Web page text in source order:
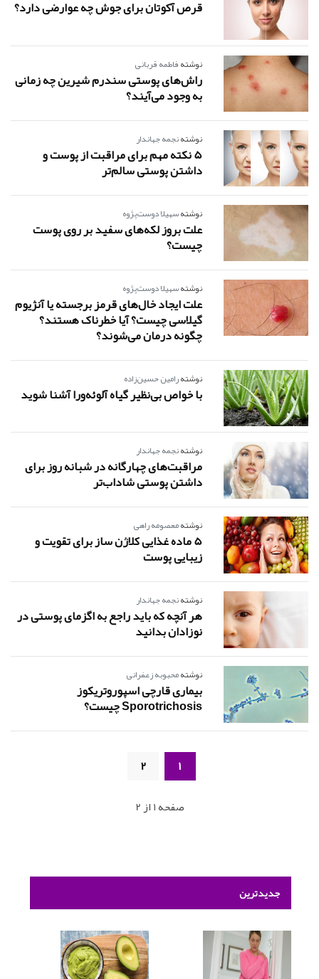
قرص آکوتان برای جوش چه عوارضی دارد؟
نوشتهفاطمه قربانی
راش‌های پوستی سندرم شیرین چه زمانی
به وجود می‌آیند؟
نوشتهنجمه جهاندار
5 نکته مهم برای مراقبت از پوست و
داشتن پوستی سالم‌تر
نوشتهسهیلا دوست‌پژوه
علت بروز لکه‌های سفید بر روی پوست
چیست؟
نوشتهسهیلا دوست‌پژوه
علت ایجاد خال‌های قرمز برجسته یا آنژیوم
گیلاسی چیست؟ آیا خطرناک هستند؟
چگونه درمان می‌شوند؟
نوشتهرامین حسین‌زاده
با خواص بی‌نظیر گیاه آلوئه‌ورا آشنا شوید
نوشتهنجمه جهاندار
مراقبت‌های چهارگانه در شبانه روز برای
داشتن پوستی شاداب‌تر
نوشتهمعصومه راهی
5 ماده غذایی کلاژن ساز برای تقویت و
زیبایی پوست
نوشتهنجمه جهاندار
هر آنچه که باید راجع به اگزمای پوستی در
نوزادان بدانید
نوشتهمحبوبه زعفرانی
بیماری قارچی اسپوروتریکوز
Sporotrichosis چیست؟
1
2
صفحه 1 از 2
جدیدترین